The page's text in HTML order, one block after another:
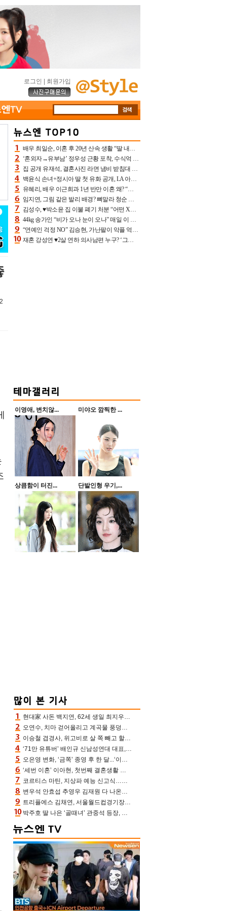
로그인 회원가입
배우 최일순, 이혼 후 20년 산속 생활 “딸 내가 버렸다고 원망‥맘 아파”(특종)[어제TV]
‘혼외자→유부남’ 정우성 근황 포착, 수식억 해킹 피해 후배 만났다 “존경하는”
집 공개 유재석, 결혼사진 라면 냄비 받침대 되고 분노‥가족사진도 피해(놀뭐)[어제TV]
백윤식 손녀+정시아 딸 첫 유화 공개, LA 아트쇼→서울국제조각페스타 작가다운 수준급 실력
유혜리, 배우 이근희과 1년 반만 이혼 왜? “식칼 꽂고 의자 던져” 충격 폭로(특종)[어제TV]
임지연, 그림 같은 발리 배경? 뼈말라 청순 비키니 핏에 상대 안 되네
김성수, ♥박소윤 집 이불 폐기 처분 “어떤 X이랑 썼을지 몰라” 질투(신랑수업2)[어제TV]
44kg 송가인 “비가 오나 눈이 오나” 매일 이 운동, 허벅지 근육량 상승+체지방 감소
“연예인 걱정 NO” 김승현, 가난팔이 악플 억울할만‥아내+딸과 日 여행
재혼 강성연 ♥2살 연하 의사남편 누구? ‘그알’ 자문의에 훈남 비주얼 초엘리트 스펙 [종합]
이영애, 변치않... 미야오 깜찍한 ...
상큼함이 터진... 단발인형 우기,...
현대家 사돈 백지연, 62세 생일 최지우와 “올해도 함께” 이영애 신애라도 축하
오연수, 치마 걷어올리고 계곡물 풍덩‥무더위 잊은 제주 휴가
이승철 겹경사, 위고비로 살 쪽 빼고 할아버지 된다‥마음으로 낳은 딸 임신 자랑(유퀴즈)
‘71만 유튜버’ 배인규 신남성연대 대표, 오늘(5일) 숨진 채 발견…향년 36세
오은영 변화, ‘금쪽’ 종영 후 한 달...‘이것’ 끊고 살 뺀 모습 포착 “날씬하다!”
‘세번 이혼’ 이아현, 첫번째 결혼생활 떠올리며 눈물 “첫 남편에 미안해”(새롭게하소서)
코르티스 마틴, 지상파 예능 신고식…저작권 지분 분배 방식까지 공개(라스)
변우석 안효섭 추영우 김재원 다 나온다고? ‘AAA 2026’ 총출동
트리플에스 김채연, 서울월드컵경기장에 뜬 맨시티 여신 [포토엔HD]
박주호 딸 나은 ‘골때녀’ 관중석 등장, 김민재 복제인간 보고 혼란 [결정적장면]